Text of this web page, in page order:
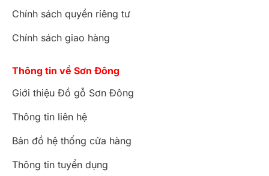
Chính sách quyền riêng tư
Chính sách giao hàng
Thông tin về Sơn Đông
Giới thiệu Đồ gỗ Sơn Đông
Thông tin liên hệ
Bản đồ hệ thống cửa hàng
Thông tin tuyển dụng